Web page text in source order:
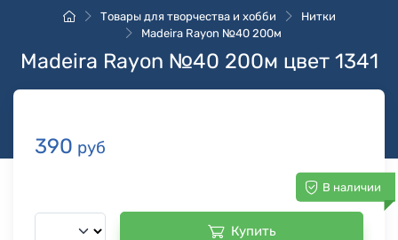
Товары для творчества и хобби
Нитки
Madeira Rayon №40 200м
Madeira Rayon №40 200м цвет 1341
390 руб
В наличии
Купить